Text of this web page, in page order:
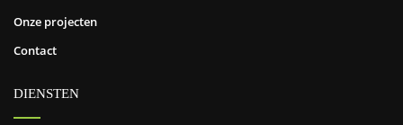
Onze projecten
Contact
DIENSTEN